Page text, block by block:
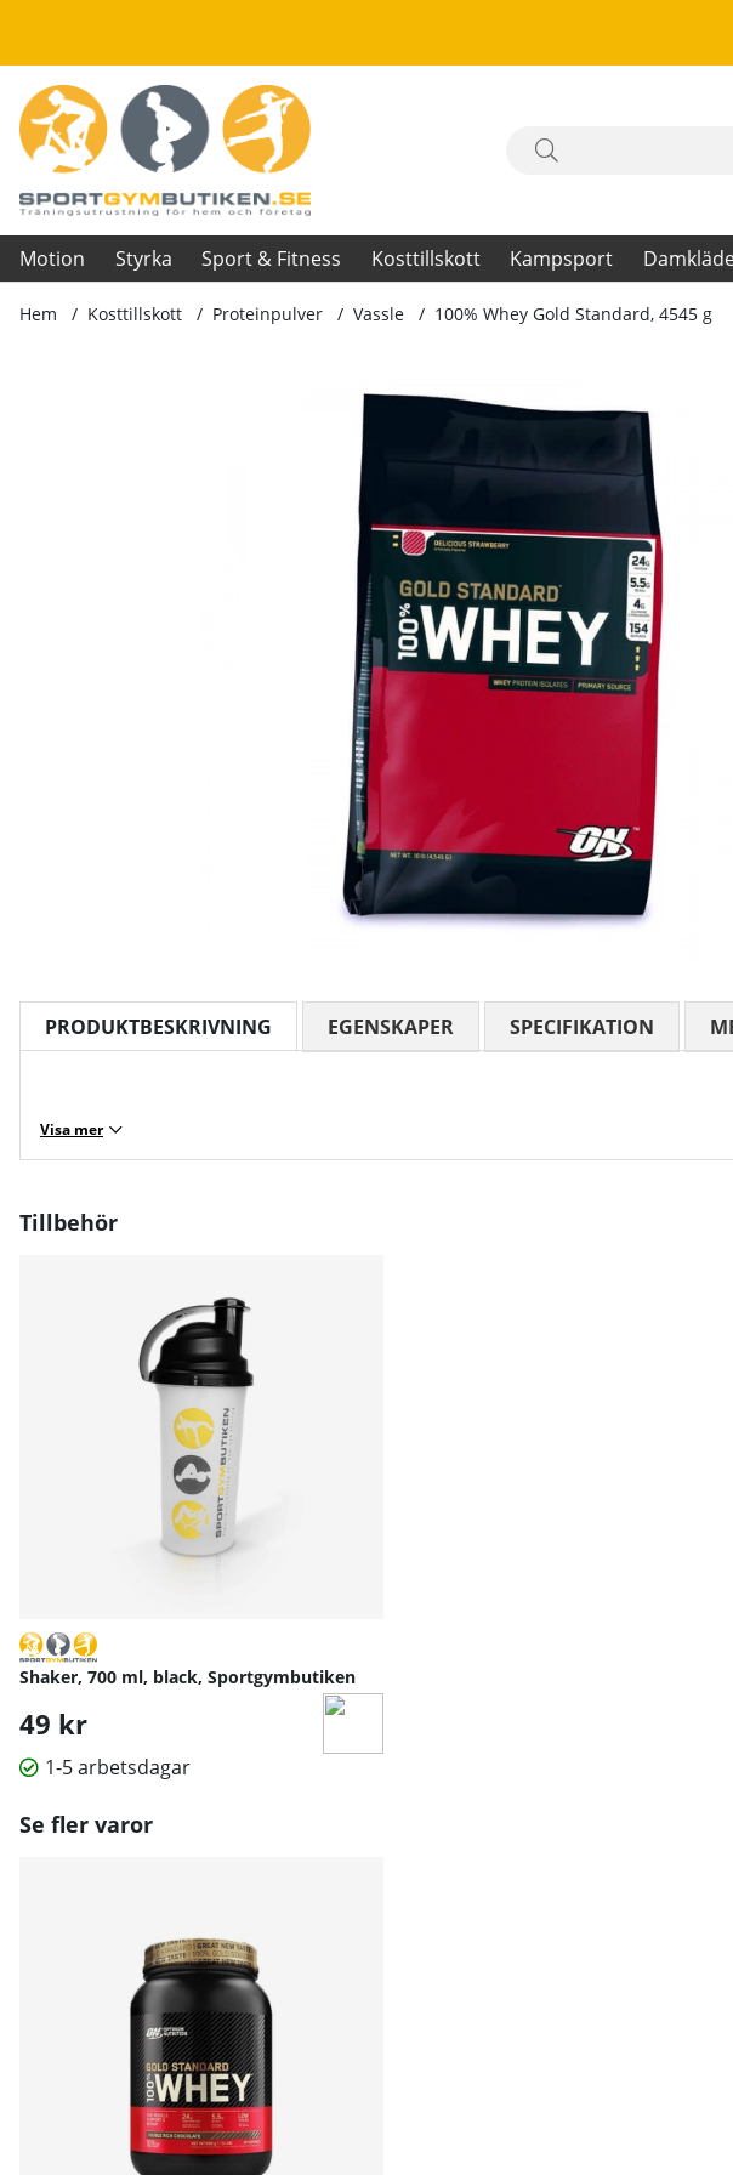
Motion Styrka Sport & Fitness Kosttillskott Kampsport
Hem Kosttillskott Proteinpulver Vassle 100% Whey Gold Standard, 4545 g
PRODUKTBESKRIVNING
Visa mer
EGENSKAPER SPECIFIKATION
Tillbehör
Shaker, 700 ml, black, Sportgymbutiken
49 kr
1-5 arbetsdagar
Se fler varor